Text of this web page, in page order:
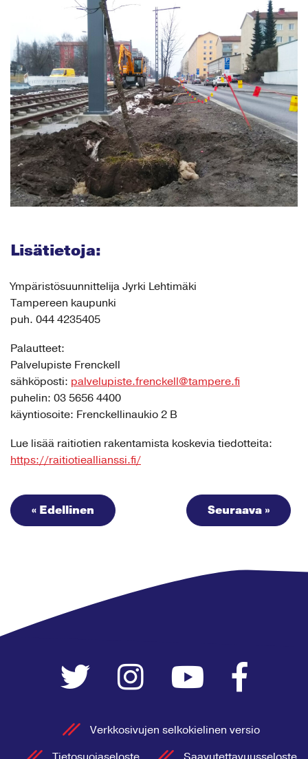
Lisätietoja:
Ympäristösuunnittelija Jyrki Lehtimäki
Tampereen kaupunki
puh. 044 4235405
Palautteet:
Palvelupiste Frenckell
sähköposti: palvelupiste.frenckell@tampere.fi
puhelin: 03 5656 4400
käyntiosoite: Frenckellinaukio 2 B
Lue lisää raitiotien rakentamista koskevia tiedotteita:
https://raitiotieallianssi.fi/
Seuraava »
« Edellinen
Verkkosivujen selkokielinen versio